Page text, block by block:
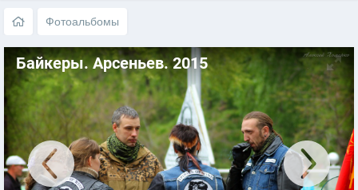
Фотоальбомы
Байкеры. Арсеньев. 2015